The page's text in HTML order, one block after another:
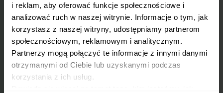
i reklam, aby oferować funkcje społecznościowe i
analizować ruch w naszej witrynie. Informacje o tym, jak
korzystasz z naszej witryny, udostępniamy partnerom
społecznościowym, reklamowym i analitycznym.
Partnerzy mogą połączyć te informacje z innymi danymi
otrzymanymi od Ciebie lub uzyskanymi podczas
korzystania z ich usług.
Zapisz się do naszego Newslettera
Email